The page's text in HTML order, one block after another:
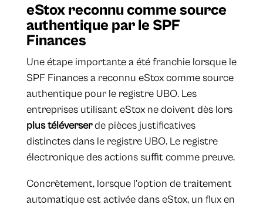
eStox reconnu comme source
authentique par le SPF
Finances
Une étape importante a été franchie lorsque le
SPF Finances a reconnu eStox comme source
authentique pour le registre UBO. Les
entreprises utilisant eStox ne doivent dès lors
plus téléverserde pièces justificatives
distinctes dans le registre UBO. Le registre
électronique des actions suffit comme preuve.
Concrètement, lorsque l’option de traitement
automatique est activée dans eStox, un flux en